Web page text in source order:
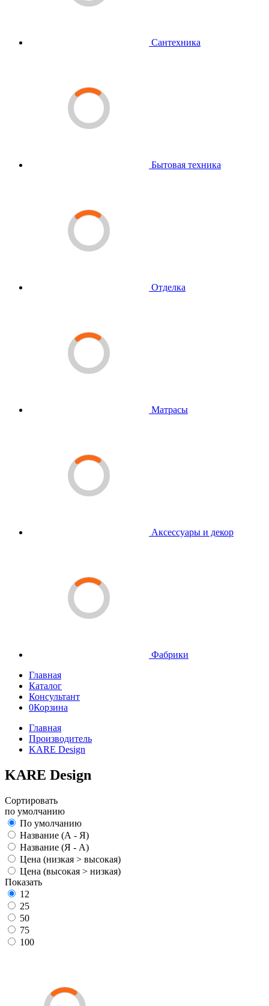
Сантехника
Бытовая техника
Отделка
Матрасы
Аксессуары и декор
Фабрики
Главная
Каталог
Консультант
0Корзина
Главная
Производитель
KARE Design
KARE Design
Сортировать
по умолчанию
По умолчанию
Название (А - Я)
Название (Я - А)
Цена (низкая > высокая)
Цена (высокая > низкая)
Показать
12
25
50
75
100